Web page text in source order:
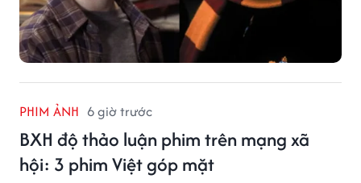
PHIM ẢNH 6 giờ trước
BXH độ thảo luận phim trên mạng xã
hội: 3 phim Việt góp mặt